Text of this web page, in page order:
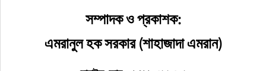
সম্পাদক ও প্রকাশক:
এমরানুল হক সরকার (শাহাজাদা এমরান)